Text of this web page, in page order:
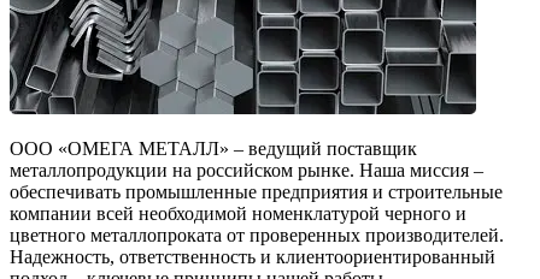
ООО «ОМЕГА МЕТАЛЛ» – ведущий поставщик
металлопродукции на российском рынке. Наша миссия –
обеспечивать промышленные предприятия и строительные
компании всей необходимой номенклатурой черного и
цветного металлопроката от проверенных производителей.
Надежность, ответственность и клиентоориентированный